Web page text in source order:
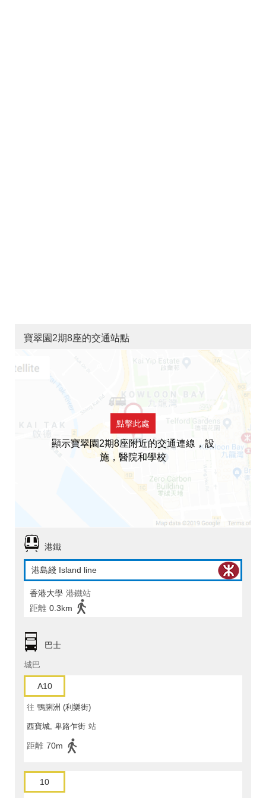
寶翠園2期8座的交通站點
點擊此處
顯示寶翠園2期8座附近的交通連線，設
施，醫院和學校
港鐵
港島綫 Island line
香港大學 港鐵站
距離 0.3km
巴士
城巴
A10
往 鴨脷洲 (利樂街)
西寶城, 卑路乍街 站
距離 70m
10